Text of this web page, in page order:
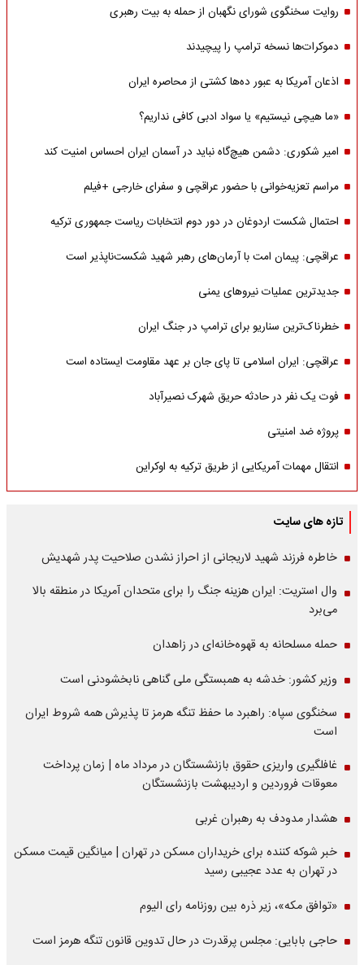
روایت سخنگوی شورای نگهبان از حمله به بیت رهبری
دموکرات‌ها نسخه ترامپ را پیچیدند
اذعان آمریکا به عبور ده‌ها کشتی از محاصره ایران
«ما هیچی نیستیم» یا سواد ادبی کافی نداریم؟
امیر شکوری: دشمن هیچ‌گاه نباید در آسمان ایران احساس امنیت کند
مراسم تعزیه‌خوانی با حضور عراقچی و سفرای خارجی +فیلم
احتمال شکست اردوغان در دور دوم انتخابات ریاست جمهوری ترکیه
عراقچی: پیمان امت با آرمان‌های رهبر شهید شکست‌ناپذیر است
جدیدترین عملیات نیروهای یمنی
خطرناک‌ترین سناریو برای ترامپ در جنگ ایران
عراقچی: ایران اسلامی تا پای جان بر عهد مقاومت ایستاده است
فوت یک نفر در حادثه حریق شهرک نصیرآباد
پروژه ضد امنیتی
انتقال مهمات آمریکایی از طریق ترکیه به اوکراین
تازه های سایت
خاطره فرزند شهید لاریجانی از احراز نشدن صلاحیت پدر شهدیش
وال استریت: ایران هزینه جنگ را برای متحدان آمریکا در منطقه بالا
می‌برد
حمله مسلحانه به قهوه‌خانه‌ای در زاهدان
وزیر کشور: خدشه به همبستگی ملی گناهی نابخشودنی است
سخنگوی سپاه: راهبرد ما حفظ تنگه هرمز تا پذیرش همه شروط ایران
است
غافلگیری واریزی حقوق بازنشستگان در مرداد ماه | زمان پرداخت
معوقات فروردین و اردیبهشت بازنشستگان
هشدار مدودف به رهبران غربی
خبر شوکه کننده برای خریداران مسکن در تهران | میانگین قیمت مسکن
در تهران به عدد عجیبی رسید
«توافق مکه»، زیر ذره بین روزنامه رای الیوم
حاجی بابایی: مجلس پرقدرت در حال تدوین قانون تنگه هرمز است